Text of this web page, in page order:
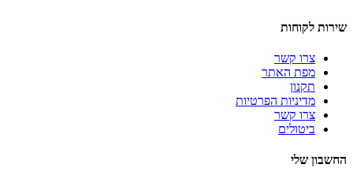
שירות לקוחות
צרו קשר
מפת האתר
תקנון
מדיניות הפרטיות
צרו קשר
ביטולים
החשבון שלי